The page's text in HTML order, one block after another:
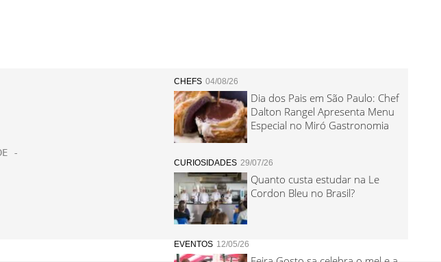
CHEFS 04/08/26
Dia dos Pais em São Paulo: Chef
Dalton Rangel Apresenta Menu
Especial no Miró Gastronomia
CURIOSIDADES 29/07/26
Quanto custa estudar na Le
Cordon Bleu no Brasil?
EVENTOS 12/05/26